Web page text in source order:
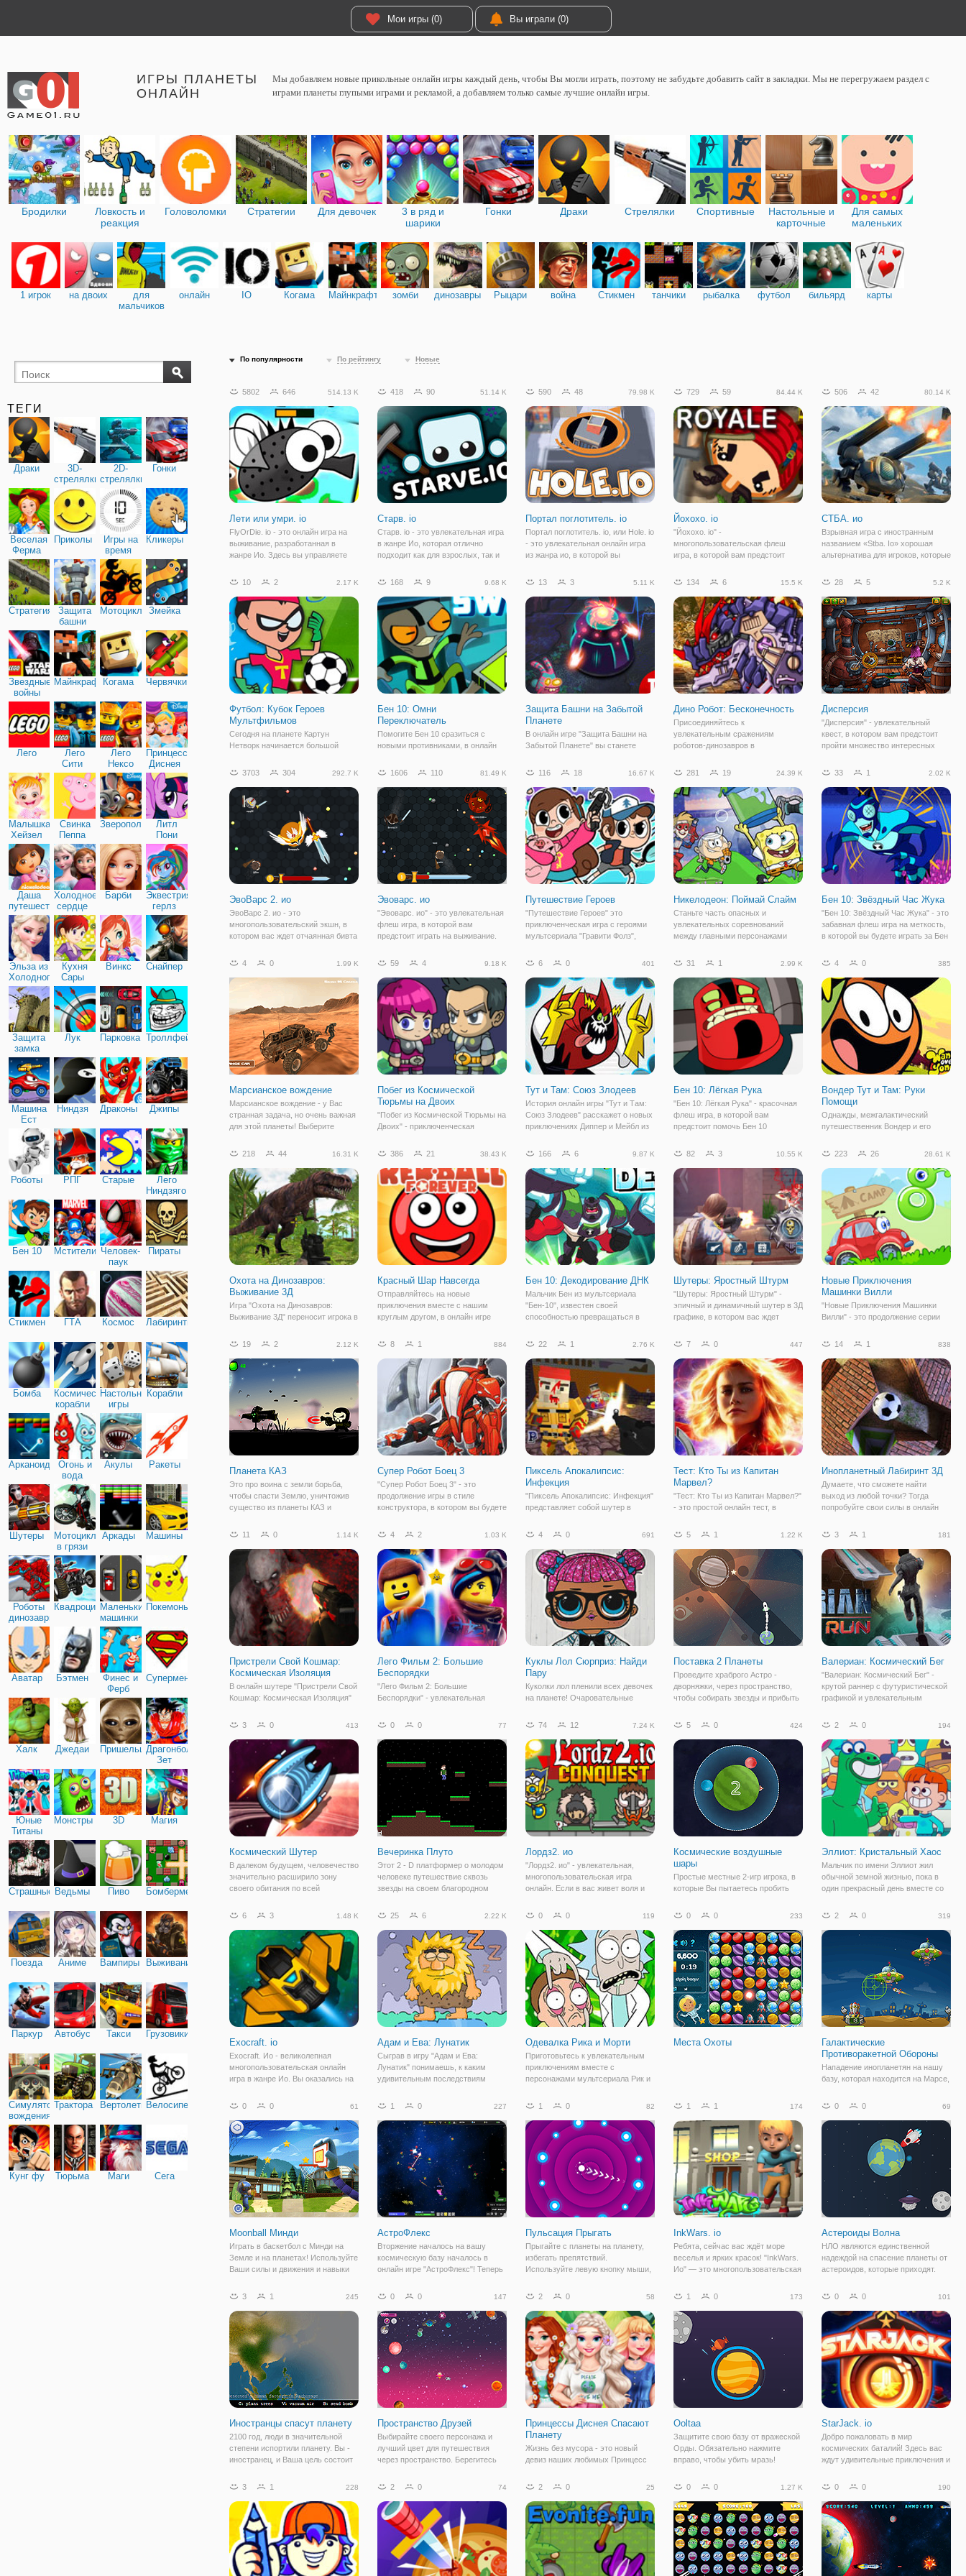
Мои игры (0) Вы играли (0)
ИГРЫ ПЛАНЕТЫ
ОНЛАЙН
Мы добавляем новые прикольные онлайн игры каждый день, чтобы Вы могли играть, поэтому не забудьте добавить сайт в закладки. Мы не перегружаем раздел с
играми планеты глупыми играми и рекламой, а добавляем только самые лучшие онлайн игры.
Бродилки
Ловкость и
реакция
Головоломки Стратегии Для девочек
3 в ряд и
шарики
Гонки Драки Стрелялки Спортивные
Настольные и
карточные
Для самых
маленьких
1 игрок на двоих
для
мальчиков
онлайн IO Когама Майнкрафт зомби динозавры Рыцари война Стикмен танчики рыбалка футбол бильярд карты
ТЕГИ
Драки
3D-
стрелялки
2D-
стрелялки
Гонки
Веселая
Ферма
Приколы
Игры на
время
Кликеры
Стратегия
Защита
башни
МотоциклыЗмейка
Звездные
войны
МайнкрафтКогама Червячки
Лего
Лего
Сити
Лего
Нексо
Найтс
Принцессы
Диснея
Малышка
Хейзел
Свинка
Пеппа
Зверополис
Литл
Пони
Дружба
Даша
путешественница
Холодное
сердце
Барби
Эквестрия
герлз
Эльза из
Холодного
сердца
Кухня
Сары
Винкс Снайпер
Защита
замка
Лук Парковка Троллфейс
Машина
Ест
Машину
Ниндзя Драконы Джипы
Роботы РПГ Старые
Лего
Ниндзяго
Бен 10 Мстители Человек-
паук
Пираты
Стикмен ГТА Космос Лабиринты
Бомба
Космические
корабли
Настольные
игры
Корабли
Арканоид
Огонь и
вода
Акулы Ракеты
Шутеры
Мотоциклы
в грязи
Аркады Машины
Роботы
динозавры
КвадроциклыМаленькие
машинки
Покемоны
Аватар Бэтмен
Финес и
Ферб
Супермен
Халк Джедаи ПришельцыДрагонболл
Зет
Юные
Титаны
Монстры 3D Магия
Страшные Ведьмы Пиво Бомбермен
Поезда Аниме Вампиры Выживание
Паркур Автобус Такси Грузовики
Симулятор
вождения
Трактора ВертолетыВелосипед
Кунг фу Тюрьма Маги Сега
По популярности По рейтингу Новые
5802 646 514.13 K
Лети или умри. io
FlyOrDie. io - это онлайн игра на
выживание, разработанная в
жанре Ио. Здесь вы управляете
которая находится в неком
насекомых. Так как данный
игровой жанр
418 90 51.14 K
Старв. io
Старв. io - это увлекательная игра
в жанре Ио, которая отлично
подходит как для взрослых, так и
отметим, что Ио жанр
пространство и
многопользовательскую игру. А
590 48 79.98 K
Портал поглотитель. io
Портал поглотитель. io, или Hole. io
- это увлекательная онлайн игра
из жанра ио, в которой вы
правило, в ио играх часто
пресмыкающиеся, которые ведут
битву за выживание.
729 59 84.44 K
Йохохо. io
"Йохохо. io" -
многопользовательская флеш
игра, в которой вам предстоит
ними на выживание. Вы
окружении многочисленных
противников. Каждый из них
вооружен и
506 42 80.14 K
СТБА. ио
Взрывная игра с иностранным
названием «Stba. Io» хорошая
альтернатива для игроков, которые
соревновательный дух. Здесь вы
истребителями, цель которых –
уничтожать
10 2 2.17 K
Футбол: Кубок Героев
Мультфильмов
Сегодня на планете Картун
Нетворк начинается большой
мультфильмов долго готовились к
тренировались, чтобы быть в
отличной форме. А вы тоже
любите футбол? А не хотите
168 9 9.68 K
Бен 10: Омни
Переключатель
Помогите Бен 10 сразиться с
новыми противниками, в онлайн
Переключатель". На этот раз он
иноземных героев, поэтому
приготовьтесь к тому, что
реагировать придется
13 3 5.11 K
Защита Башни на Забытой
Планете
В онлайн игре "Защита Башни на
Забытой Планете" вы станете
приключения на покинутой
обитателей, так как вторжение
противников заставило их
покинуть ее. Остались лишь
134 6 15.5 K
Дино Робот: Бесконечность
Присоединяйтесь к
увлекательным сражениям
роботов-динозавров в
Бесконечность". Это серия игр,
драк. Ведь на первом этапе игры
вам предстоит собрать своего
робота,
28 5 5.2 K
Дисперсия
"Дисперсия" - увлекательный
квест, в котором вам предстоит
пройти множество интересных
другой планеты, которая
космическом корабле. Теперь вам
предстоит
3703 304 292.7 K
ЭвоВарс 2. ио
ЭвоВарс 2. ио - это
многопользовательский экшн, в
котором вас ждет отчаянная бивта
многочисленными противниками,
над вами. Главное правило игры -
1606 110 81.49 K
Эвоварс. ио
"Эвоварс. ио" - это увлекательная
флеш игра, в которой вам
предстоит играть на выживание.
подразумевающий открытый мир в
значит, вы можете свободно
116 18 16.67 K
Путешествие Героев
"Путешествие Героев" это
приключенческая игра с героями
мультсериала "Гравити Фолз",
оказались втянуты в путешествие
игре вы встретите многих героев
данного
281 19 24.39 K
Никелодеон: Поймай Слайм
Станьте часть опасных и
увлекательных соревнований
между главными персонажами
игре "Никелодеон: Поймай Слайм".
знакомых персонажей данной
мульт планеты, а
33 1 2.02 K
Бен 10: Звёздный Час Жука
"Бен 10: Звёздный Час Жука" - это
забавная флеш игра на меткость,
в которой вы будете играть за Бен
один из своих обликов и
героя Жука. Итак, здесь ваша
4 0 1.99 K
Марсианское вождение
Марсианское вождение - у Вас
странная задача, но очень важная
для этой планеты! Выберите
сокрушить монстров. Приятная
3D-ландшафтом. Проезжайте по
огромной
59 4 9.18 K
Побег из Космической
Тюрьмы на Двоих
"Побег из Космической Тюрьмы на
Двоих" - приключенческая
вы будете помогать парню и
космического корабля, куда их
захватили пришельцы. Теперь
ваша задача заключается в
6 0 401
Тут и Там: Союз Злодеев
История онлайн игры "Тут и Там:
Союз Злодеев" расскажет о новых
приключениях Диппер и Мейбл из
близнецам предстоит остановить
Фуфелшмерца. Этот гений
построил телепорт,
31 1 2.99 K
Бен 10: Лёгкая Рука
"Бен 10: Лёгкая Рука" - красочная
флеш игра, в которой вам
предстоит помочь Бен 10
На этот раз, ради такой важной
ведь только его способности могут
помочь
4 0 385
Вондер Тут и Там: Руки
Помощи
Однажды, межгалактический
путешественник Вондер и его
на неизведанной планете и как
помощи. А в какой именно -
узнаете в бесплатной игре "Вондер
Тут и Там:
218 44 16.31 K
Охота на Динозавров:
Выживание 3Д
Игра "Охота на Динозавров:
Выживание 3Д" переносит игрока в
жили огромные динозавры, среди
другие виды. Человек очень
слабое существо по сравнению с
386 21 38.43 K
Красный Шар Навсегда
Отправляйтесь на новые
приключения вместе с нашим
круглым другом, в онлайн игре
простая игра в жанре
нужно перемещаться при помощи
стрелок. Главная задача игрока
166 6 9.87 K
Бен 10: Декодирование ДНК
Мальчик Бен из мультсериала
"Бен-10", известен своей
способностью превращаться в
супергероев, при помощи часов
ДНК от пришельцев разных рас.
Эту способность персонаж
82 3 10.55 K
Шутеры: Яростный Штурм
"Шутеры: Яростный Штурм" -
эпичный и динамичный шутер в 3Д
графике, в котором вас ждет
военных и простых стрелков,
только с террористическими
группировками, но и
223 26 28.61 K
Новые Приключения
Машинки Вилли
"Новые Приключения Машинки
Вилли" - это продолжение серии
платформера и бродилки. Игровой
частями, но задания и сюжетная
линии будут другими. Вы уже
наверняка поняли,
19 2 2.12 K
Планета КАЗ
Это про воина с земли борьба,
чтобы спасти Землю, уничтожив
существо из планеты КАЗ и
восстановить энергию земли,
с планеты КАЗ также месть земли
людей от
8 1 884
Супер Робот Боец 3
"Супер Робот Боец 3" - это
продолжение игры в стиле
конструктора, в котором вы будете
товарищ также прилетел с
вашей помощи. Итак, игра состоит
из двух этапов -
22 1 2.76 K
Пиксель Апокалипсис:
Инфекция
"Пиксель Апокалипсис: Инфекция"
представляет собой шутер в
многопользовательском режиме.
созданной группе игроков или
создать новую, свою. Здесь
играют пользователи с
7 0 447
Тест: Кто Ты из Капитан
Марвел?
"Тест: Кто Ты из Капитан Марвел?"
- это простой онлайн тест, в
тест по мотивам фильма. Здесь
несколько простых вопросов,
чтобы понять, кем из персонажей
фильма вы
14 1 838
Инопланетный Лабиринт 3Д
Думаете, что сможете найти
выход из любой точки? Тогда
попробуйте свои силы в онлайн
Здесь вы окажетесь на просторах
принимать форму круга.
Изначально он будет
11 0 1.14 K
Пристрели Свой Кошмар:
Космическая Изоляция
В онлайн шутере "Пристрели Свой
Кошмар: Космическая Изоляция"
планете, в неком космическом
космическом корабле, запертым в
одной из отсеков. В ваших руках
находится
4 2 1.03 K
Лего Фильм 2: Большие
Беспорядки
"Лего Фильм 2: Большие
Беспорядки" - увлекательная
отправиться в мир Лего. Здесь вы
и поможете им расправиться с
противником, который вторгся в их
мир. Им
4 0 691
Куклы Лол Сюрприз: Найди
Пару
Куколки лол пленили всех девочек
на планете! Очаровательные
волосами и красивыми нарядами
дюймовочек. Перед ними не
устоит ни одна девочка, и тут же
захочет заполучить
5 1 1.22 K
Поставка 2 Планеты
Проведите храброго Астро -
дворняжки, через пространство,
чтобы собирать звезды и прибыть
Корректировать траекторию
Двигаться Ракета, чтобы столько
3 1 181
Валериан: Космический Бег
"Валериан: Космический Бег" -
крутой раннер с футуристической
графикой и увлекательным
играть за Валериана и поможете
противника. Для этого,
используйте клавиши
3 0 413
Космический Шутер
В далеком будущем, человечество
значительно расширило зону
своего обитания по всей
неизвестная инопланетная армия
колонизированные планеты. Так
началась битва за
0 0 77
Вечеринка Плуто
Этот 2 - D платформер о молодом
человеке путешествие сквозь
звезды на своем благородном
Найти инструкции в разделе
Прогресс сохраняется между
уровнями или при
74 12 7.24 K
Лордз2. ио
"Лордз2. ио" - увлекательная,
многопользовательская игра
онлайн. Если в вас живет воля и
завоеваниям, то флешка
окажетесь в мире магии и
сражений. И все ради того,
5 0 424
Космические воздушные
шары
Простые местные 2-игр игрока, в
которые Вы пытаетесь пробить
атмосферы планеты.
2 0 194
Эллиот: Кристальный Хаос
Мальчик по имени Эллиот жил
обычной земной жизнью, пока в
один прекрасный день вместе со
удивительную планету. Там
существа, которых Эллиот не
6 3 1.48 K
Exocraft. io
Exocraft. Ио - великолепная
многопользовательская онлайн
игра в жанре Ио. Вы оказались на
планете но очень красивой, яркой
ресурсов, кристаллов и
обитателей.
25 6 2.22 K
Адам и Ева: Лунатик
Сыграв в игру "Адам и Ева:
Лунатик" понимаешь, к каким
удивительным последствиям
продолжении серии
людей на Земле - Адама и Еву мы
окажемся в самых разных уголков
0 0 119
Одевалка Рика и Морти
Приготовьтесь к увлекательным
приключениям вместе с
персонажами мультсериала Рик и
приготовьтесь пройти тест в
Морти". Первым тестом будет
проверка на ваше терпение и
0 0 233
Места Охоты
2 0 319
Галактические
Противоракетной Обороны
Нападение инопланетян на нашу
базу, которая находится на Марсе,
секретных зенитно - ракетный
что это последняя надежда спасти
Землю. Вы можете обновить
любой
0 0 61
Moonball Минди
Играть в баскетбол с Минди на
Земле и на планетах! Используйте
Ваши силы и движения и навыки
завершить каждый уровень и
системы. Игроки должны
настроить препятствия на
1 0 227
АстроФлекс
Вторжение началось на вашу
космическую базу началось в
онлайн игре "АстроФлекс"! Теперь
открытый космос и храбро
нападок врага, в онлайн игре
"АстроФлекс". Здесь,
1 0 82
Пульсация Прыгать
Прыгайте с планеты на планету,
избегать препятствий.
Используйте левую кнопку мыши,
дыры.
1 1 174
InkWars. io
Ребята, сейчас вас ждёт море
веселья и ярких красок! "InkWars.
Ио" — это многопользовательская
игроков сочными красками и
Здесь вашими соперниками будут
геймеры
0 0 69
Астероиды Волна
НЛО являются единственной
надеждой на спасение планеты от
астероидов, которые приходят.
трех планет будет не просто
камни будут ключом к достижению
его.
3 1 245
Иностранцы спасут планету
2100 год, люди в значительной
степени испортили планету. Вы -
иностранец, и Ваша цель состоит
Используйте воздушный пылесос,
завода, чтобы восстановить O2.
0 0 147
Пространство Друзей
Выбирайте своего персонажа и
лучший цвет для путешествия
через пространство. Берегитесь
жизни и патроны! Сколько очков
2 0 58
Принцессы Диснея Спасают
Планету
Жизнь без мусора - это новый
девиз наших любимых Принцесс
милым принцессам и помогите им
от мусора. Больше всего мусора в
общественных местах, где всегда
много
1 0 173
Ooltaa
Защитите свою базу от вражеской
Орды. Обязательно нажмите
вправо, чтобы убить мразь!
0 0 101
StarJack. io
Добро пожаловать в мир
космических баталий! Здесь вас
ждут удивительные приключения и
"StarJack. Ио" — это мега крутая
вашими соперниками будут
геймеры со
3 1 228 2 0 74 2 0 25 0 0 1.27 K 0 0 190